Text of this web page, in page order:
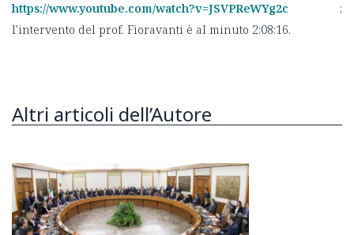
https://www.youtube.com/watch?v=JSVPReWYg2c ;
l'intervento del prof. Fioravanti è al minuto 2:08:16.
Altri articoli dell’Autore